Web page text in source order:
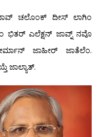
ಚಲೊಂಕ್ ದೀಸ್ ಲಾಗಿಂ
ಭಿತರ್ ಎಲೆಕ್ಷನ್ ಜಾವ್ನ್ ನವೊ
ಜಾಹೀರ್ ಜಾತೆಲೆಂ.
ಜಾಲ್ಯಾತ್.